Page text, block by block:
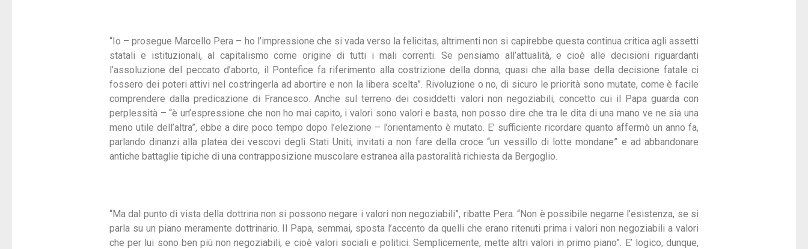
“Io – prosegue Marcello Pera – ho l’impressione che si vada verso la felicitas, altrimenti non si capirebbe questa continua critica agli assetti
statali e istituzionali, al capitalismo come origine di tutti i mali correnti. Se pensiamo all’attualità, e cioè alle decisioni riguardanti
l’assoluzione del peccato d’aborto, il Pontefice fa riferimento alla costrizione della donna, quasi che alla base della decisione fatale ci
fossero dei poteri attivi nel costringerla ad abortire e non la libera scelta”. Rivoluzione o no, di sicuro le priorità sono mutate, come è facile
comprendere dalla predicazione di Francesco. Anche sul terreno dei cosiddetti valori non negoziabili, concetto cui il Papa guarda con
perplessità – “è un’espressione che non ho mai capito, i valori sono valori e basta, non posso dire che tra le dita di una mano ve ne sia una
meno utile dell’altra”, ebbe a dire poco tempo dopo l’elezione – l’orientamento è mutato. E’ sufficiente ricordare quanto affermò un anno fa,
parlando dinanzi alla platea dei vescovi degli Stati Uniti, invitati a non fare della croce “un vessillo di lotte mondane” e ad abbandonare
antiche battaglie tipiche di una contrapposizione muscolare estranea alla pastoralità richiesta da Bergoglio.
“Ma dal punto di vista della dottrina non si possono negare i valori non negoziabili”, ribatte Pera. “Non è possibile negarne l’esistenza, se si
parla su un piano meramente dottrinario. Il Papa, semmai, sposta l’accento da quelli che erano ritenuti prima i valori non negoziabili a valori
che per lui sono ben più non negoziabili, e cioè valori sociali e politici. Semplicemente, mette altri valori in primo piano”. E’ logico, dunque,